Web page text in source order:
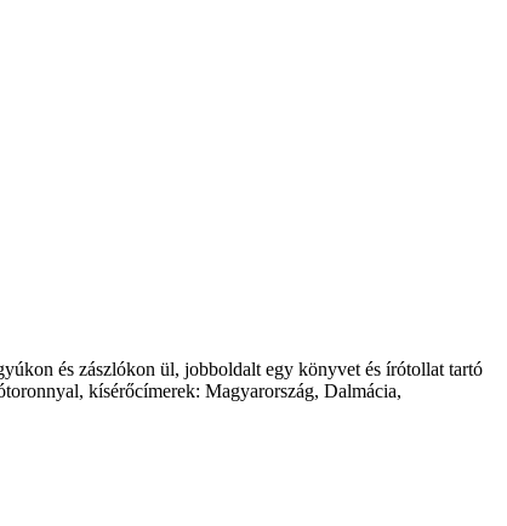
és zászlókon ül, jobboldalt egy könyvet és írótollat tartó
kísérőcímerek: Magyarország, Dalmácia,